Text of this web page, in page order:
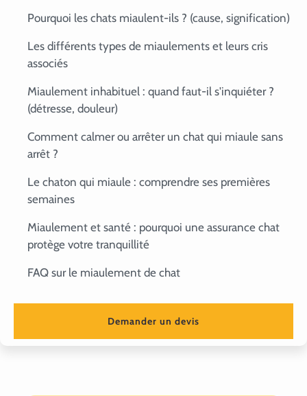
Pourquoi les chats miaulent-ils ? (cause, signification)
Les différents types de miaulements et leurs cris
associés
Miaulement inhabituel : quand faut-il s'inquiéter ?
(détresse, douleur)
Comment calmer ou arrêter un chat qui miaule sans
arrêt ?
Le chaton qui miaule : comprendre ses premières
semaines
Miaulement et santé : pourquoi une assurance chat
protège votre tranquillité
FAQ sur le miaulement de chat
Demander un devis